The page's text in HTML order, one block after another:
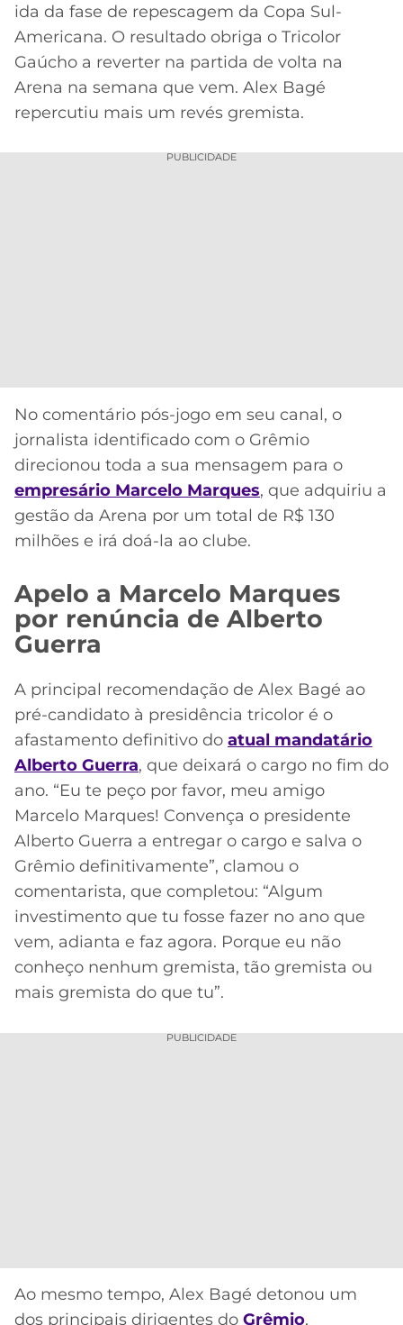
ONLINE
2026
GRÊMIO
ATLÉTICO
MG
LALIGA
ida da fase de repescagem da Copa Sul-
Americana. O resultado obriga o Tricolor
Gaúcho a reverter na partida de volta na
Arena na semana que vem. Alex Bagé
repercutiu mais um revés gremista.
PUBLICIDADE
No comentário pós-jogo em seu canal, o
jornalista identificado com o Grêmio
direcionou toda a sua mensagem para o
empresário Marcelo Marques, que adquiriu a
gestão da Arena por um total de R$ 130
milhões e irá doá-la ao clube.
Apelo a Marcelo Marques
por renúncia de Alberto
Guerra
A principal recomendação de Alex Bagé ao
pré-candidato à presidência tricolor é o
afastamento definitivo do atual mandatário
Alberto Guerra, que deixará o cargo no fim do
ano. “Eu te peço por favor, meu amigo
Marcelo Marques! Convença o presidente
Alberto Guerra a entregar o cargo e salva o
Grêmio definitivamente”, clamou o
comentarista, que completou: “Algum
investimento que tu fosse fazer no ano que
vem, adianta e faz agora. Porque eu não
conheço nenhum gremista, tão gremista ou
mais gremista do que tu”.
PUBLICIDADE
Ao mesmo tempo, Alex Bagé detonou um
dos principais dirigentes do Grêmio,